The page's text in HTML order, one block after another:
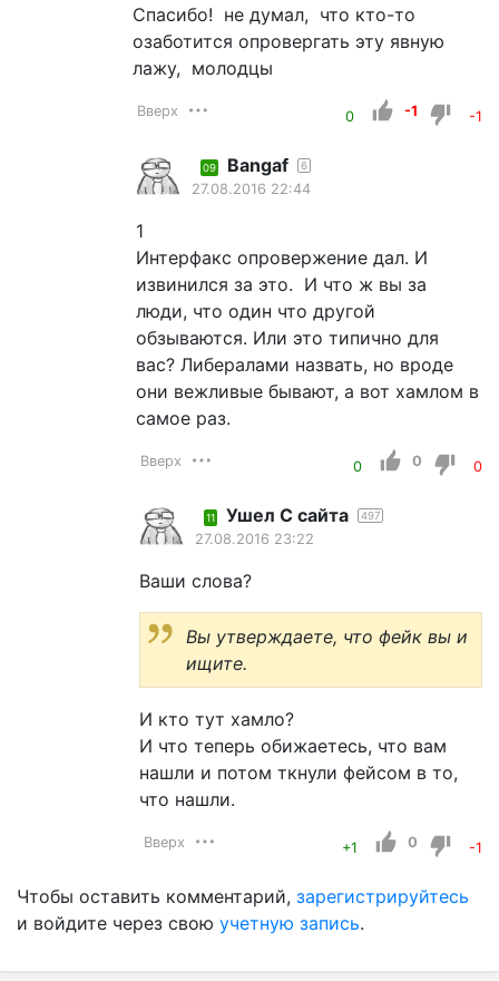
Спасибо! не думал, что кто-то
озаботится опровергать эту явную
лажу, молодцы
Вверх 0 -1 -1
09 Bangaf 6
27.08.2016 22:44
1
Интерфакс опровержение дал. И
извинился за это. И что ж вы за
люди, что один что другой
обзываются. Или это типично для
вас? Либералами назвать, но вроде
они вежливые бывают, а вот хамлом в
самое раз.
Вверх 0 0 0
11 Ушел С сайта 497
27.08.2016 23:22
Ваши слова?
Вы утверждаете, что фейк вы и
ищите.
И кто тут хамло?
И что теперь обижаетесь, что вам
нашли и потом ткнули фейсом в то,
что нашли.
Вверх +1 0 -1
Чтобы оставить комментарий, зарегистрируйтесь
и войдите через свою учетную запись.